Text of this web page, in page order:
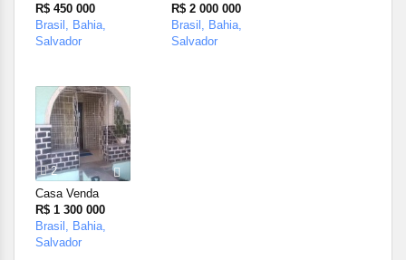
R$ 450 000
Brasil, Bahia,
Salvador
R$ 2 000 000
Brasil, Bahia,
Salvador
2
Casa Venda
R$ 1 300 000
Brasil, Bahia,
Salvador